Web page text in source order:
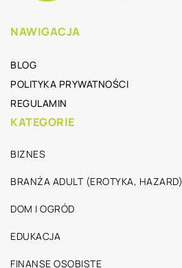
NAWIGACJA
BLOG
POLITYKA PRYWATNOŚCI
REGULAMIN
KATEGORIE
BIZNES
BRANŻA ADULT (EROTYKA, HAZARD)
DOM I OGRÓD
EDUKACJA
FINANSE OSOBISTE